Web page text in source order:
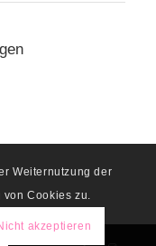
Weiternutzung der
Cookies zu.
akzeptieren